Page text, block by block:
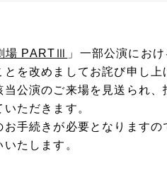
場 PARTⅢ 」一部公演にお
を改めましてお詫び申し上
公演のご来場を見送られ
ただきます。
手続きが必要となります
たします。